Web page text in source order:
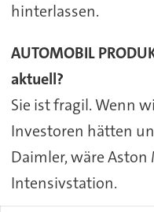
hinterlassen.
AUTOMOBIL
aktuell?
Sie ist fragil. Wenn
Investoren hätten
Daimler, wäre
Intensivstation.